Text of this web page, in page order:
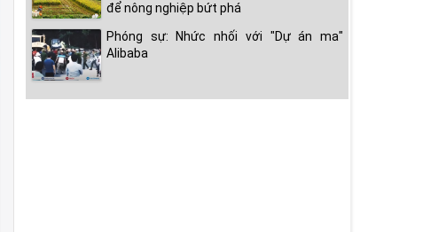
để nông nghiệp bứt phá
Phóng sự: Nhức nhối với "Dự án ma"
Alibaba